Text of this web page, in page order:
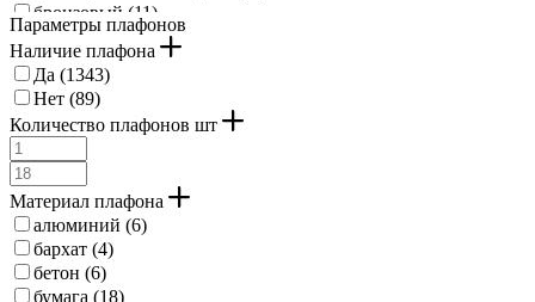
бронзовый (11)
бронзовый античный (
бурый (5)
дуб (6)
желтый (
жемчужно-серый (1)
зеленый (
золотисто-кремовый (
золотисто-рыжий (
золото розовое (
золотой (
Параметры плафонов
Наличие плафона
Да (1343)
Нет (89)
Количество плафонов шт
Материал плафона
алюминий (6)
бархат (4)
бетон (6)
бумага (18)